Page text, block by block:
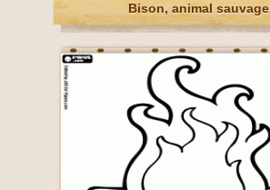
Bison, animal sauvage